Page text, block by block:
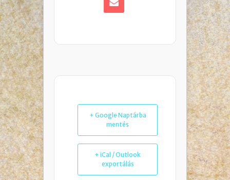
+ Google Naptárba
mentés
+ iCal / Outlook
exportálás